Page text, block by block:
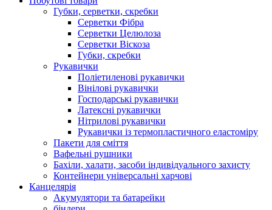
Губки, серветки, скребки
Серветки Фібра
Серветки Целюлоза
Серветки Віскоза
Губки, скребки
Рукавички
Поліетиленові рукавички
Вінілові рукавички
Господарські рукавички
Латексні рукавички
Нітрилові рукавички
Рукавички із термопластичного еластоміру
Пакети для сміття
Вафельні рушники
Бахіли, халати, засоби індивідуального захисту
Контейнери універсальні харчові
Канцелярія
Акумулятори та батарейки